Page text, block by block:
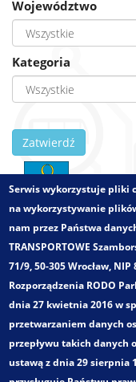
Województwo
Kategoria
Zatwierdź
Zlecający:
Miasto
Województwo:
Pełny tytuł:
Studium zmiany
w powiązaniu z
Koncepcje rozwoju
Badania ruchu i
Serwis wykorzystuje pliki
na wykorzystywanie
nam przez Państwa
TRANSPORTOWE
71/9, 50-305 Wrocław,
Rozporządzenia RODO
dnia 27 kwietnia 2016 w
przetwarzaniem danych
przepływu takich danych
ustawą z dnia 29 sierpnia